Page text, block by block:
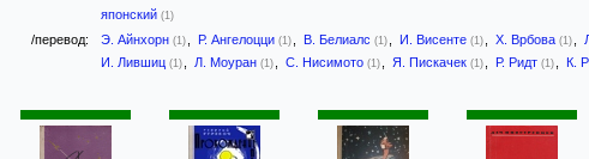
японский (1)
/перевод: Э. Айнхорн (1) Р. Ангелоцци (1) В. Белиалс (1) И. Висенте (1) Х. Врбова (1)
И. Лившиц (1) Л. Моуран (1) С. Нисимото (1) Я. Пискачек (1) Р. Ридт (1) К.